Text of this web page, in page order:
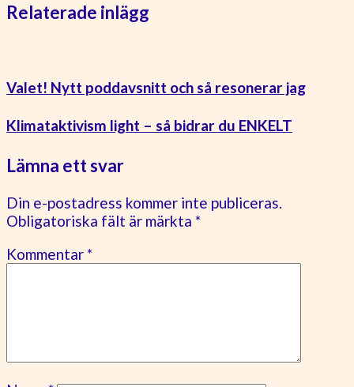
Relaterade inlägg
Valet! Nytt poddavsnitt och så resonerar jag
Klimataktivism light – så bidrar du ENKELT
Lämna ett svar
Din e-postadress kommer inte publiceras.
Obligatoriska fält är märkta *
Kommentar*